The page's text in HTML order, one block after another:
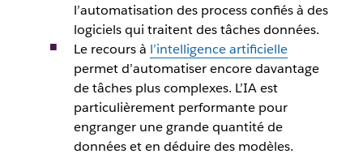
l’automatisation des process confiés à des
logiciels qui traitent des tâches données.
Le recours à l’intelligence artificielle
permet d’automatiser encore davantage
de tâches plus complexes. L’IA est
particulièrement performante pour
engranger une grande quantité de
données et en déduire des modèles.